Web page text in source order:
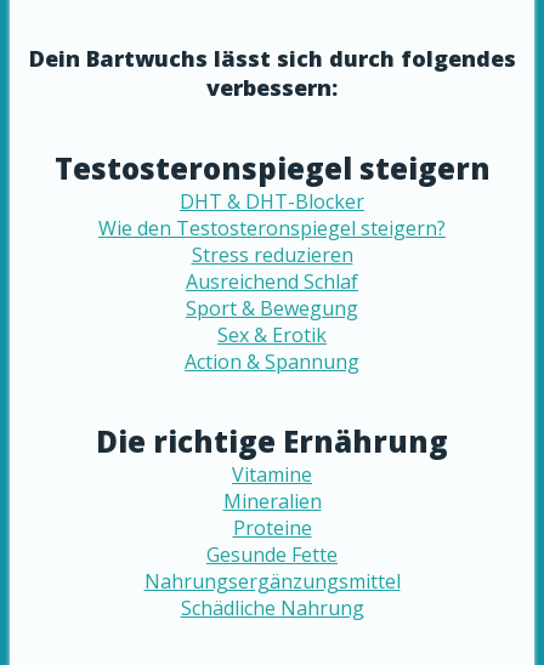
Dein Bartwuchs lässt sich durch folgendes
verbessern:
Testosteronspiegel steigern
DHT & DHT-Blocker
Wie den Testosteronspiegel steigern?
Stress reduzieren
Ausreichend Schlaf
Sport & Bewegung
Sex & Erotik
Action & Spannung
Die richtige Ernährung
Vitamine
Mineralien
Proteine
Gesunde Fette
Nahrungsergänzungsmittel
Schädliche Nahrung